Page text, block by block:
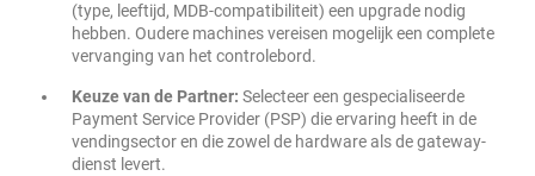
(type, leeftijd, MDB-compatibiliteit) een upgrade nodig
hebben. Oudere machines vereisen mogelijk een complete
vervanging van het controlebord.
Keuze van de Partner: Selecteer een gespecialiseerde
Payment Service Provider (PSP) die ervaring heeft in de
vendingsector en die zowel de hardware als de gateway-
dienst levert.